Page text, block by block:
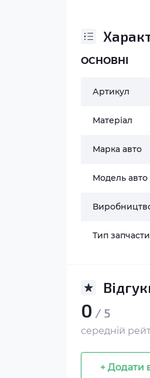
ОСНОВНІ
Артикул
Матеріал
Марка авто
Модель авто
Тип
0 / 5
середній
+ Додати